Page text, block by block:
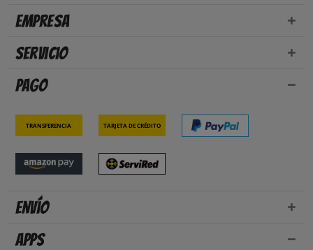
Empresa
Servicio
Pago
Transferencia Tarjeta de crédito
Envío
Apps